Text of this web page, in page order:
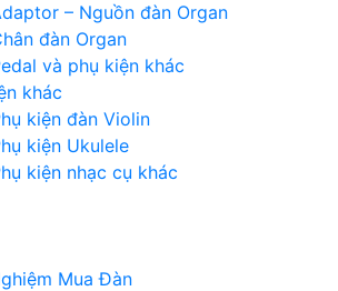
– Nguồn đàn Organ
đàn Organ
và phụ kiện khác
khác
kiện đàn Violin
kiện Ukulele
kiện nhạc cụ khác
Mua Đàn